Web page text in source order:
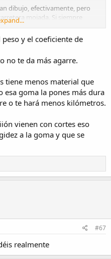
dibujo, efectivamente, pero
mojada. Si siempre
slick sin dibujo sería lo
la carretera no está siempre
no te comas mucho la
de marca reconocida,
y no lo vas a
y el coeficiente de
no te da más agarre.
tiene menos material que
esa goma la pones más dura
o te hará menos kilómetros.
vienen con cortes eso
a la goma y que se
#67
realmente